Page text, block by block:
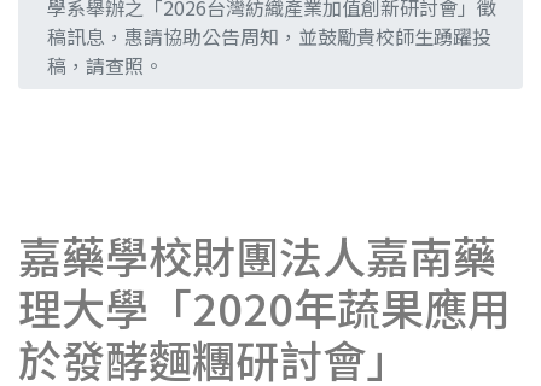
學系舉辦之「2026台灣紡織產業加值創新研討會」徵
稿訊息，惠請協助公告周知，並鼓勵貴校師生踴躍投
稿，請查照。
嘉藥學校財團法人嘉南藥
理大學「2020年蔬果應用
於發酵麵糰研討會」